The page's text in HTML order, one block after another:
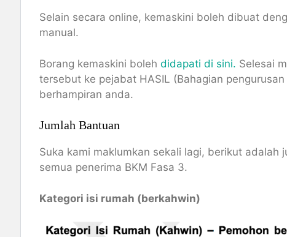
Selain secara online, kemaskini boleh dibuat
manual.
Borang kemaskini boleh didapati di sini. Selesai
tersebut ke pejabat HASIL (Bahagian
berhampiran anda.
Jumlah Bantuan
Suka kami maklumkan sekali lagi, berikut adalah
semua penerima BKM Fasa 3.
Kategori isi rumah (berkahwin)